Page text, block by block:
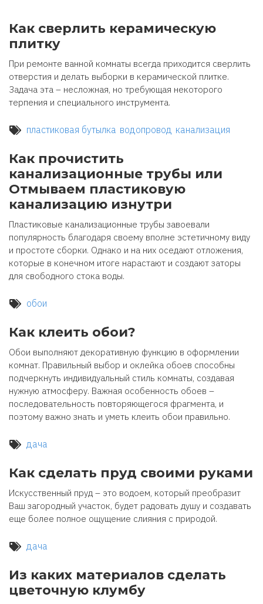
Как сверлить керамическую
плитку
При ремонте ванной комнаты всегда приходится сверлить
отверстия и делать выборки в керамической плитке.
Задача эта – несложная, но требующая некоторого
терпения и специального инструмента.
пластиковая бутылка водопровод канализация
Как прочистить
канализационные трубы или
Отмываем пластиковую
канализацию изнутри
Пластиковые канализационные трубы завоевали
популярность благодаря своему вполне эстетичному виду
и простоте сборки. Однако и на них оседают отложения,
которые в конечном итоге нарастают и создают заторы
для свободного стока воды.
обои
Как клеить обои?
Обои выполняют декоративную функцию в оформлении
комнат. Правильный выбор и оклейка обоев способны
подчеркнуть индивидуальный стиль комнаты, создавая
нужную атмосферу. Важная особенность обоев –
последовательность повторяющегося фрагмента, и
поэтому важно знать и уметь клеить обои правильно.
дача
Как сделать пруд своими руками
Искусственный пруд – это водоем, который преобразит
Ваш загородный участок, будет радовать душу и создавать
еще более полное ощущение слияния с природой.
дача
Из каких материалов сделать
цветочную клумбу